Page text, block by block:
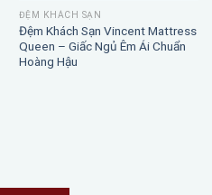
ĐỆM KHÁCH SẠN
Đệm Khách Sạn Vincent Mattress
Queen – Giấc Ngủ Êm Ái Chuẩn
Hoàng Hậu